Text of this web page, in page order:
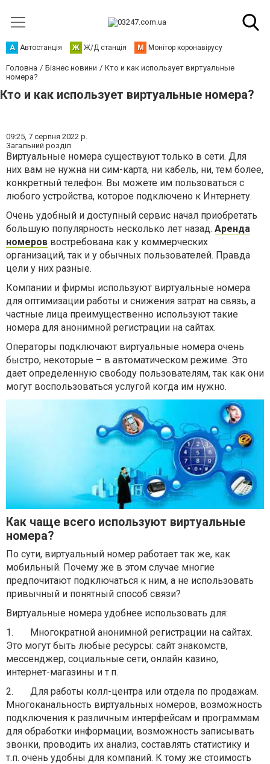
А Автостанція Ж Ж/Д станція М Монітор коронавірусу
Головна Бізнес новини
Кто и как использует виртуальные
номера?
Кто и как использует виртуальные номера?
09:25, 7 серпня 2022 р.
Загальний розділ
Виртуальные номера существуют только в сети. Для
них вам не нужна ни сим-карта, ни кабель, ни, тем более,
конкретный телефон. Вы можете им пользоваться с
любого устройства, которое подключено к Интернету.
Очень удобный и доступный сервис начал приобретать
большую популярность несколько лет назад. Аренда
номеров востребована как у коммерческих
организаций, так и у обычных пользователей. Правда
цели у них разные.
Компании и фирмы используют виртуальные номера
для оптимизации работы и снижения затрат на связь, а
частные лица преимущественно используют такие
номера для анонимной регистрации на сайтах.
Операторы подключают виртуальные номера очень
быстро, некоторые – в автоматическом режиме. Это
дает определенную свободу пользователям, так как они
могут воспользоваться услугой когда им нужно.
Как чаще всего используют виртуальные
номера?
По сути, виртуальный номер работает так же, как
мобильный. Почему же в этом случае многие
предпочитают подключаться к ним, а не использовать
привычный и понятный способ связи?
Виртуальные номера удобнее использовать для:
1.
Многократной анонимной регистрации на сайтах.
Это могут быть любые ресурсы: сайт знакомств,
мессенджер, социальные сети, онлайн казино,
интернет-магазины и т.п.
2.
Для работы колл-центра или отдела по продажам.
Многоканальность виртуальных номеров, возможность
подключения к различным интерфейсам и программам
для обработки информации, возможность записывать
звонки, проводить их анализ, составлять статистику и
т.п. очень удобны для компаний. К тому же стоимость